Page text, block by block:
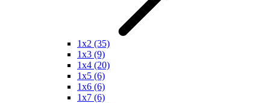
1x2 (35)
1x3 (9)
1x4 (20)
1x5 (6)
1x6 (6)
1x7 (6)